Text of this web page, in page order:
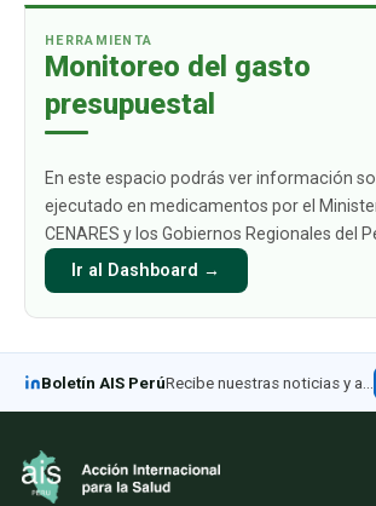
HERRAMIENTA
Monitoreo del gasto
presupuestal
En este espacio podrás ver información
ejecutado en medicamentos por el
CENARES y los Gobiernos Regionales del
Ir al Dashboard →
Boletín AIS PerúRecibe nuestras noticias y análisis en LinkedIn